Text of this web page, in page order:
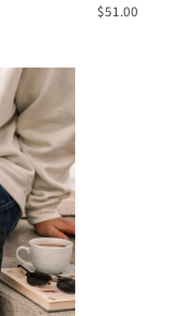
$51.00